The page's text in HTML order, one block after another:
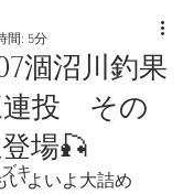
キ
涸沼川釣果
投 その
場🎣
間: 5分
いよいよ大詰め